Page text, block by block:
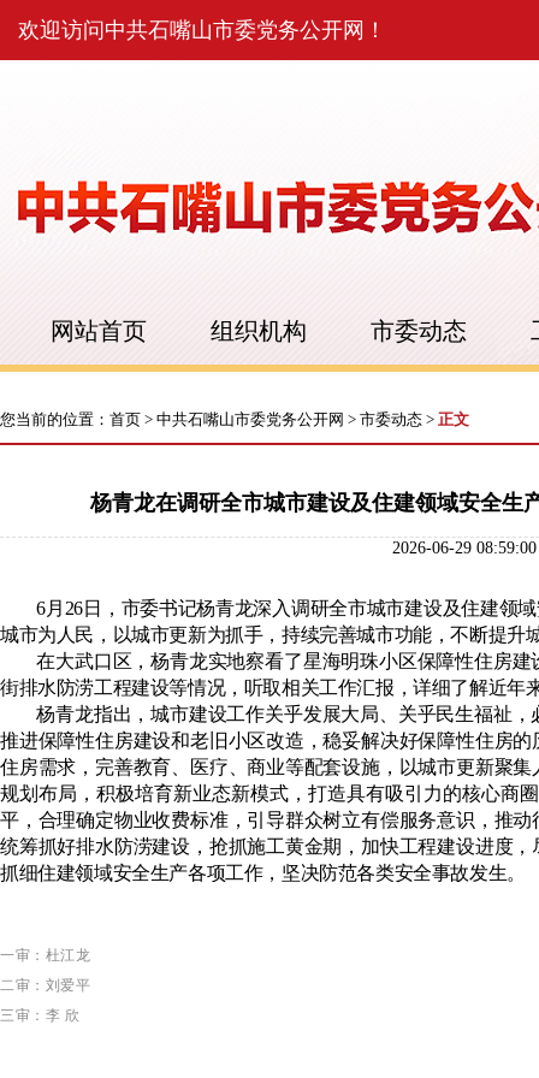
欢迎访问中共石嘴山市委党务公开网！
网站首页 组织机构 市委动态
您当前的位置： 首页 > 中共石嘴山市委党务公开网 > 市委动态 > 正文
杨青龙在调研全市城市建设及住建领域安全生
2026-06-29
6月26日，市委书记杨青龙深入调研全市城市建设及住建领
城市为人民，以城市更新为抓手，持续完善城市功能，不断提
在大武口区，杨青龙实地察看了星海明珠小区保障性住房
街排水防涝工程建设等情况，听取相关工作汇报，详细了解近
杨青龙指出，城市建设工作关乎发展大局、关乎民生福祉
推进保障性住房建设和老旧小区改造，稳妥解决好保障性住房
住房需求，完善教育、医疗、商业等配套设施，以城市更新聚
规划布局，积极培育新业态新模式，打造具有吸引力的核心商
平，合理确定物业收费标准，引导群众树立有偿服务意识，推
统筹抓好排水防涝建设，抢抓施工黄金期，加快工程建设进度
抓细住建领域安全生产各项工作，坚决防范各类安全事故发生。
一审：杜江龙
二审：刘爱平
三审：李 欣